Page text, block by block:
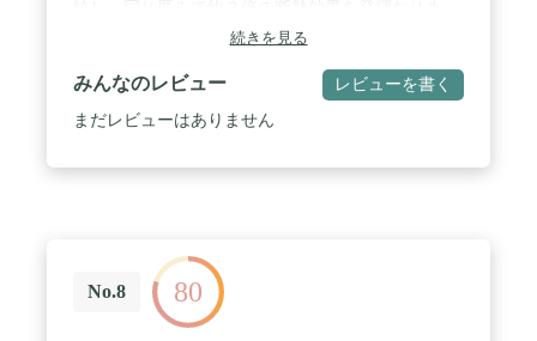
す。同じ断熱効果で比較すると、ポリエステル綿よ
り25％軽くなります。吸水性が１％以下なので、水
気や湿気の多い所でも、断熱性がそこなわれること
がなく濡れてもすぐ乾きます。 / 【高性能保温ポリ
エステルフリース】内側のポリエステルフリースは
ポリエステルでを撥水加工して、雨や雪などの浸入
を防ぐ、速乾性も備えます。内蔵防水TPUは抗水圧
10000mmほど、通気性もMVP3000があります。二重
防水構造で、通気性がよく、湿気を防ぎ、どんな気
続きを見る
みんなのレビュー レビューを書く
まだレビューはありません
No.8 80